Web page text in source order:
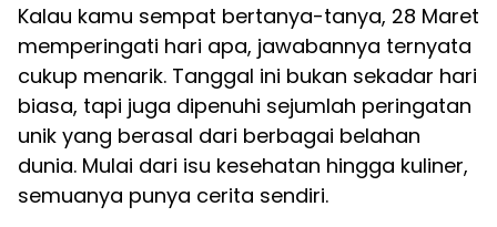
Kalau kamu sempat bertanya-tanya, 28 Maret
memperingati hari apa, jawabannya ternyata
cukup menarik. Tanggal ini bukan sekadar hari
biasa, tapi juga dipenuhi sejumlah peringatan
unik yang berasal dari berbagai belahan
dunia. Mulai dari isu kesehatan hingga kuliner,
semuanya punya cerita sendiri.